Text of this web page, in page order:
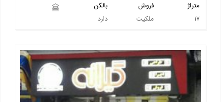
بالکن
دارد
فروش
ملکیت
متراژ
17